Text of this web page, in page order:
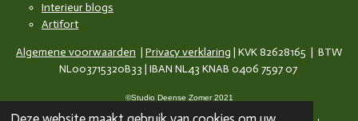
Interieur blogs
Artifort
Algemene voorwaarden | Privacy verklaring | KVK 82628165 | BTW
NL003715320B33 | IBAN NL43 KNAB 0406 7597 07
©Studio Deense Zomer 2021